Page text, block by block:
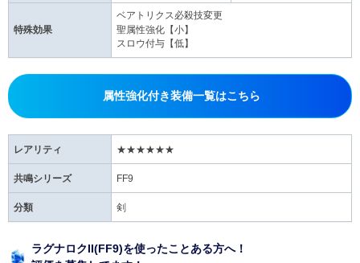
特殊効果
ベアトリクス必殺技変更
聖属性強化【小】
スロウ付与【低】
属性強化付き装備一覧はこちら
レアリティ ★★★★★★
共鳴シリーズ FF9
分類 剣
ラグナロクII(FF9)を使ったことある方へ！